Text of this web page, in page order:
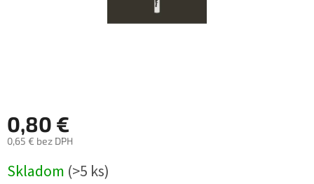
0,80 €
0,65 € bez DPH
cena:
Skladom (>5 ks)